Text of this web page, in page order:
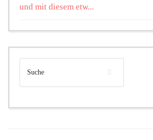
und mit diesem etw...